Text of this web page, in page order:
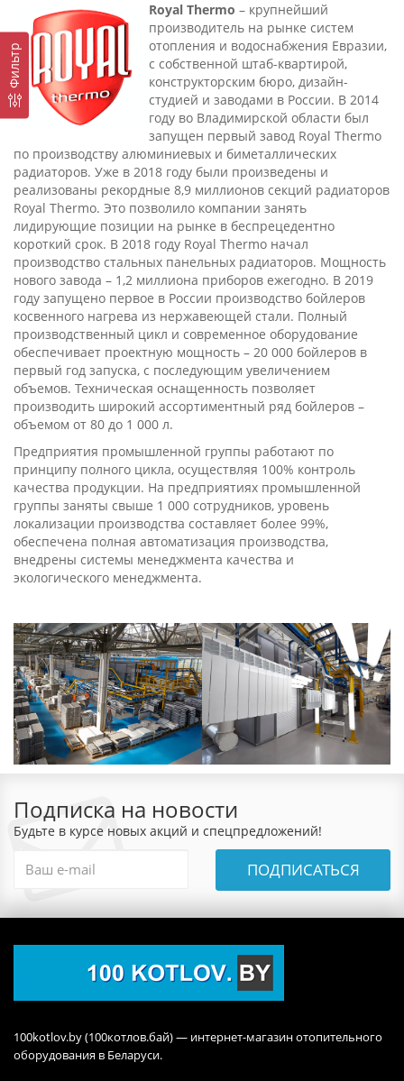
Фильтр
Royal Thermo – крупнейший
производитель на рынке систем
отопления и водоснабжения Евразии,
с собственной штаб-квартирой,
конструкторским бюро, дизайн-
студией и заводами в России. В 2014
году во Владимирской области был
запущен первый завод Royal Thermo
по производству алюминиевых и биметаллических
радиаторов. Уже в 2018 году были произведены и
реализованы рекордные 8,9 миллионов секций радиаторов
Royal Thermo. Это позволило компании занять
лидирующие позиции на рынке в беспрецедентно
короткий срок. В 2018 году Royal Thermo начал
производство стальных панельных радиаторов. Мощность
нового завода – 1,2 миллиона приборов ежегодно. В 2019
году запущено первое в России производство бойлеров
косвенного нагрева из нержавеющей стали. Полный
производственный цикл и современное оборудование
обеспечивает проектную мощность – 20 000 бойлеров в
первый год запуска, с последующим увеличением
объемов. Техническая оснащенность позволяет
производить широкий ассортиментный ряд бойлеров –
объемом от 80 до 1 000 л.
Предприятия промышленной группы работают по
принципу полного цикла, осуществляя 100% контроль
качества продукции. На предприятиях промышленной
группы заняты свыше 1 000 сотрудников, уровень
локализации производства составляет более 99%,
обеспечена полная автоматизация производства,
внедрены системы менеджмента качества и
экологического менеджмента.
Подписка на новости
Будьте в курсе новых акций и спецпредложений!
ПОДПИСАТЬСЯ
100kotlov.by (100котлов.бай) — интернет-магазин отопительного
оборудования в Беларуси.